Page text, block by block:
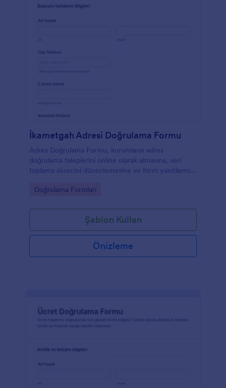
İkametgah Adresi Doğrulama Formu
Adres Doğrulama Formu, kurumların adres
doğrulama taleplerini online olarak almasına, veri
toplama sürecini düzenlemesine ve form yanıtlarını
Go to Category:
Doğrulama Formları
Şablon Kullan
Önizleme